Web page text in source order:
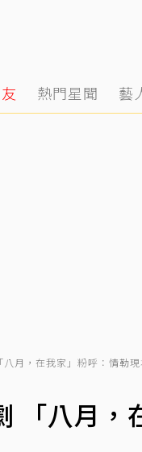
熱門星聞 藝
月，在我家」粉呼：情勒現
「八月